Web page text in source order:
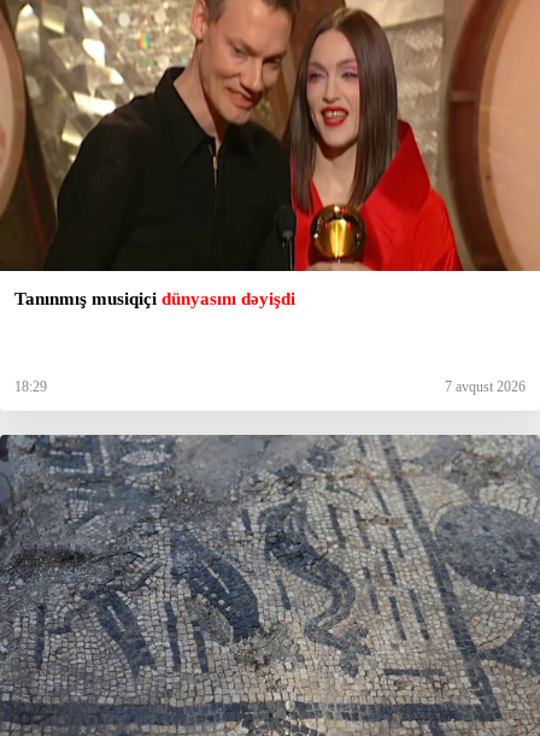
Tanınmış musiqiçi dünyasını dəyişdi
18:29 7 avqust 2026